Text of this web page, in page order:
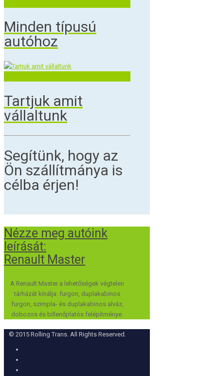
Minden típusú
autóhoz
Tartjuk amit
vállaltunk
Segítünk, hogy az
Ön szállítmánya is
célba érjen!
Nézze meg autóink
leírását:
Renault Master
A Renault Master a lehetőségek végtelen
tárházát kínálja: furgon, duplakabinos
furgon, szimpla- és duplakabinos alváz,
dobozos és billenőplatós felépítménye.
© 2015 Rolling Trans. All Rights Reserved.